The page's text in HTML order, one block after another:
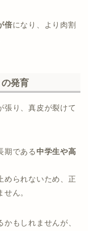
倍になり、より肉割
発育
張り、真皮が裂けて
期である中学生や高
められないため、正
ん。
かもしれませんが、